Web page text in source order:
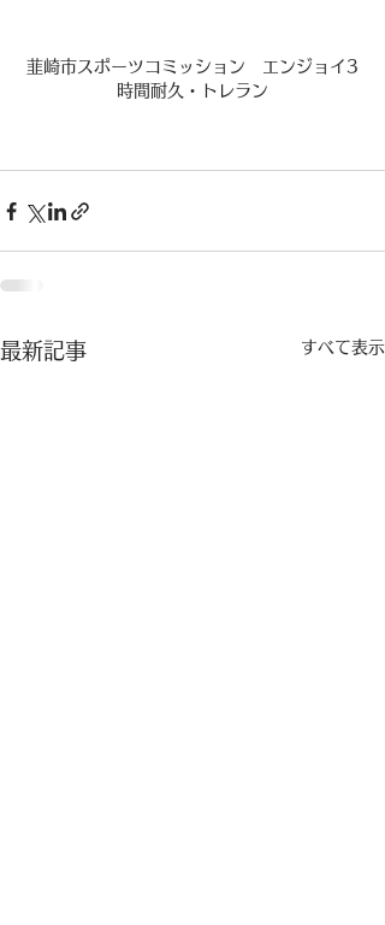
韮崎市スポーツコミッション　エンジョイ3
時間耐久・トレラン
最新記事 すべて表示